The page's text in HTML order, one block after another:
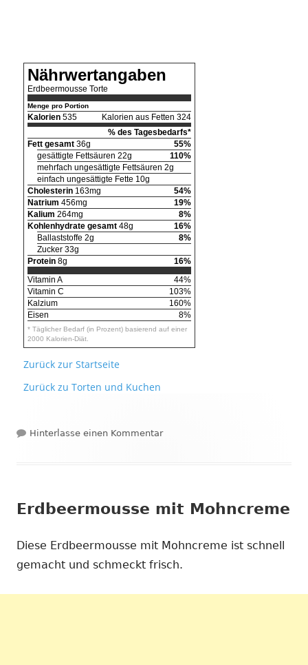
Nährwertangaben
Erdbeermousse Torte
Menge pro Portion
Kalorien 535
Kalorien aus Fetten 324
% des Tagesbedarfs*
Fett gesamt 36g
55%
gesättigte Fettsäuren 22g
110%
mehrfach ungesättigte Fettsäuren 2g
einfach ungesättigte Fette 10g
Cholesterin 163mg
54%
Natrium 456mg
19%
Kalium 264mg
8%
Kohlenhydrate gesamt 48g
16%
Ballaststoffe 2g
8%
Zucker 33g
Protein 8g
16%
Vitamin A
44%
Vitamin C
103%
Kalzium
160%
Eisen
8%
* Täglicher Bedarf (in Prozent) basierend auf einer
2000 Kalorien-Diät.
Zurück zur Startseite
Zurück zu Torten und Kuchen
Hinterlasse einen Kommentarzu Erdbeermousse Torte
Erdbeermousse mit Mohncreme
Diese Erdbeermousse mit Mohncreme ist schnell
gemacht und schmeckt frisch.